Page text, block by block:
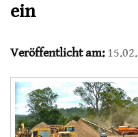
ein
Veröffentlicht am: